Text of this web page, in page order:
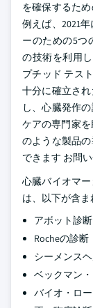
を確保するた
例えば、2021
ーのための5つ
の技術を利用
プチッド テス
十分に確立さ
し、心臓発作
ケアの専門家
のような製品
できます お問
心臓バイオマ
は、以下が含ま
アボット診断
Rocheの診断
シーメンス
ベックマン
バイオ・ロ